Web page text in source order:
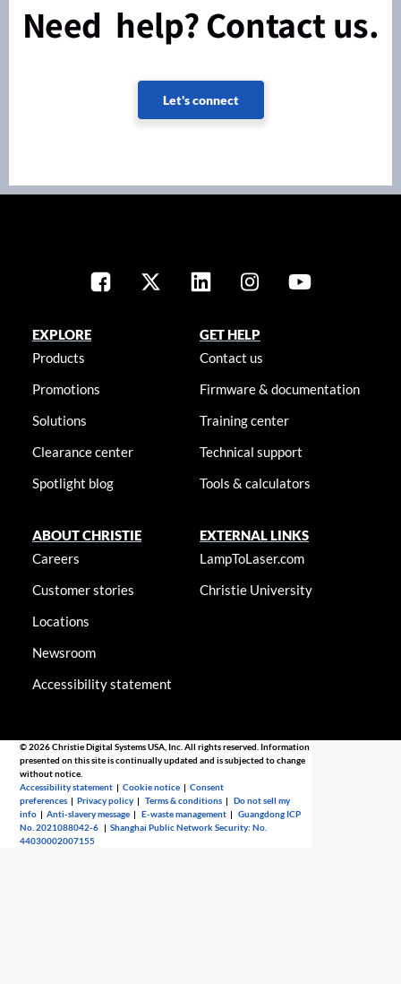
Need help? Contact us.
Let's connect
EXPLORE
Products
Promotions
Solutions
Clearance center
Spotlight blog
GET HELP
Contact us
Firmware & documentation
Training center
Technical support
Tools & calculators
ABOUT CHRISTIE
Careers
Customer stories
Locations
Newsroom
Accessibility statement
EXTERNAL LINKS
LampToLaser.com
Christie University
© 2026 Christie Digital Systems USA, Inc. All rights reserved. Information
presented on this site is continually updated and is subjected to change
without notice.
Accessibility statement |Cookie notice |Consent
preferences |Privacy policy |Terms & conditions |Do not sell my
info |Anti-slavery message |E-waste management |Guangdong ICP
No. 2021088042-6 |Shanghai Public Network Security: No.
44030002007155